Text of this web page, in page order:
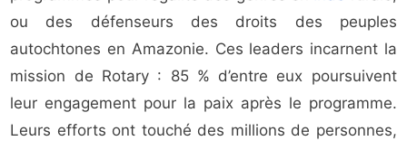
ou des défenseurs des droits des peuples
autochtones en Amazonie. Ces leaders incarnent la
mission de Rotary : 85 % d’entre eux poursuivent
leur engagement pour la paix après le programme.
Leurs efforts ont touché des millions de personnes,